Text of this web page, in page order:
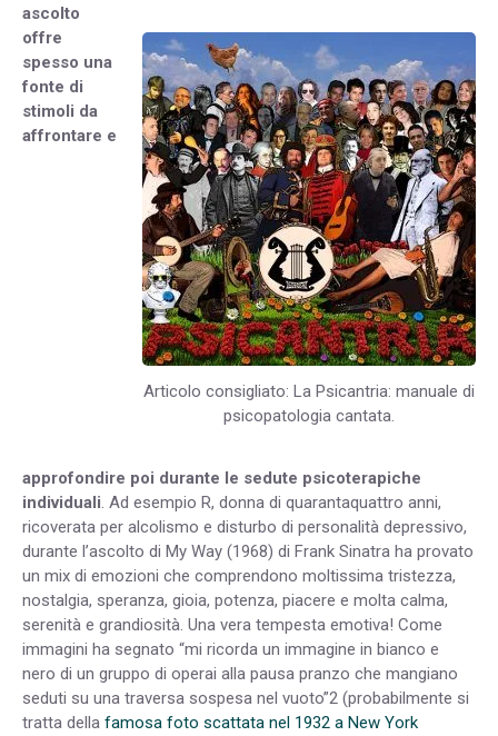
Articolo consigliato: La Psicantria: manuale di
psicopatologia cantata.
ascolto
offre
spesso una
fonte di
stimoli da
affrontare e
approfondire poi durante le sedute psicoterapiche
individuali. Ad esempio R, donna di quarantaquattro anni,
ricoverata per alcolismo e disturbo di personalità depressivo,
durante l’ascolto di My Way (1968) di Frank Sinatra ha provato
un mix di emozioni che comprendono moltissima tristezza,
nostalgia, speranza, gioia, potenza, piacere e molta calma,
serenità e grandiosità. Una vera tempesta emotiva! Come
immagini ha segnato “mi ricorda un immagine in bianco e
nero di un gruppo di operai alla pausa pranzo che mangiano
seduti su una traversa sospesa nel vuoto”2 (probabilmente si
tratta della famosa foto scattata nel 1932 a New York